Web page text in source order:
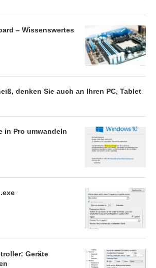
– Wissenswertes
denken Sie auch an Ihren PC, Tablet
in Pro umwandeln
Geräte